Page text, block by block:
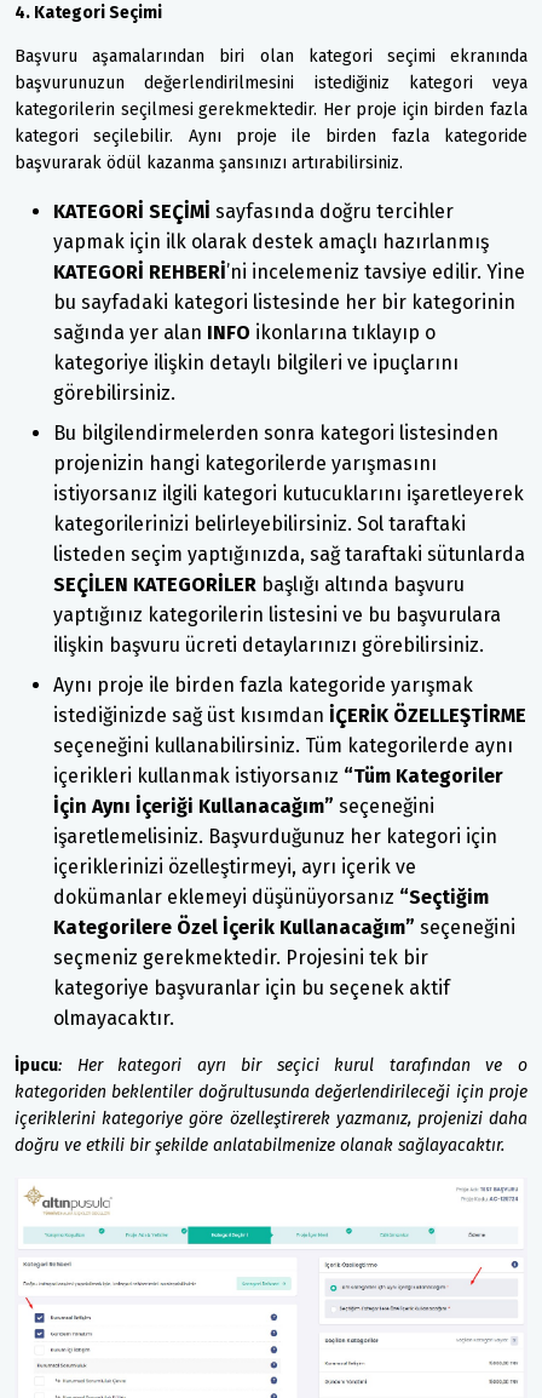
4. Kategori Seçimi
Başvuru aşamalarından biri olan kategori seçimi ekranında
başvurunuzun değerlendirilmesini istediğiniz kategori veya
kategorilerin seçilmesi gerekmektedir. Her proje için birden fazla
kategori seçilebilir. Aynı proje ile birden fazla kategoride
başvurarak ödül kazanma şansınızı artırabilirsiniz.
KATEGORİ SEÇİMİ sayfasında doğru tercihler
yapmak için ilk olarak destek amaçlı hazırlanmış
KATEGORİ REHBERİ’ni incelemeniz tavsiye edilir. Yine
bu sayfadaki kategori listesinde her bir kategorinin
sağında yer alan INFO ikonlarına tıklayıp o
kategoriye ilişkin detaylı bilgileri ve ipuçlarını
görebilirsiniz.
Bu bilgilendirmelerden sonra kategori listesinden
projenizin hangi kategorilerde yarışmasını
istiyorsanız ilgili kategori kutucuklarını işaretleyerek
kategorilerinizi belirleyebilirsiniz. Sol taraftaki
listeden seçim yaptığınızda, sağ taraftaki sütunlarda
SEÇİLEN KATEGORİLER başlığı altında başvuru
yaptığınız kategorilerin listesini ve bu başvurulara
ilişkin başvuru ücreti detaylarınızı görebilirsiniz.
Aynı proje ile birden fazla kategoride yarışmak
istediğinizde sağ üst kısımdan İÇERİK ÖZELLEŞTİRME
seçeneğini kullanabilirsiniz. Tüm kategorilerde aynı
içerikleri kullanmak istiyorsanız “Tüm Kategoriler
İçin Aynı İçeriği Kullanacağım” seçeneğini
işaretlemelisiniz. Başvurduğunuz her kategori için
içeriklerinizi özelleştirmeyi, ayrı içerik ve
dokümanlar eklemeyi düşünüyorsanız “Seçtiğim
Kategorilere Özel İçerik Kullanacağım” seçeneğini
seçmeniz gerekmektedir. Projesini tek bir
kategoriye başvuranlar için bu seçenek aktif
olmayacaktır.
İpucu: Her kategori ayrı bir seçici kurul tarafından ve o
kategoriden beklentiler doğrultusunda değerlendirileceği için proje
içeriklerini kategoriye göre özelleştirerek yazmanız, projenizi daha
doğru ve etkili bir şekilde anlatabilmenize olanak sağlayacaktır.